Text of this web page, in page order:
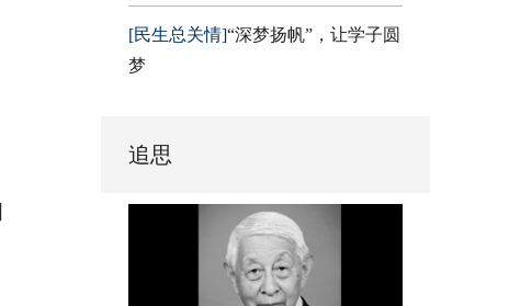
[民生总关情]“深梦扬帆”，让学子圆
梦
追思